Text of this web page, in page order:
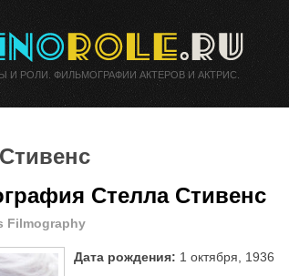
Стелла Стивенс
Filmography
Дата рождения: 1 октября, 1936
И РОЛИ. ФИЛЬМОГРАФИИ АКТЕРОВ И АКТРИС.